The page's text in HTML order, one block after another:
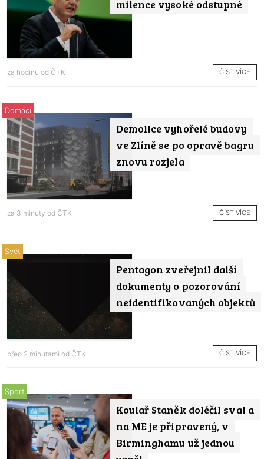
milence vysoké odstupné
za hodinu od ČTK ČÍST VÍCE
Demolice vyhořelé budovy
ve Zlíně se po opravě bagru
znovu rozjela
Domácí
za 3 minuty od ČTK ČÍST VÍCE
Pentagon zveřejnil další
dokumenty o pozorování
neidentifikovaných objektů
Svět
před 2 minutami od ČTK ČÍST VÍCE
Koulař Staněk doléčil sval a
na ME je připravený, v
Birminghamu už jednou
Sport